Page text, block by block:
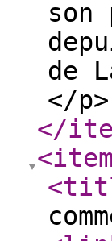
son
de
</p>
</
<item